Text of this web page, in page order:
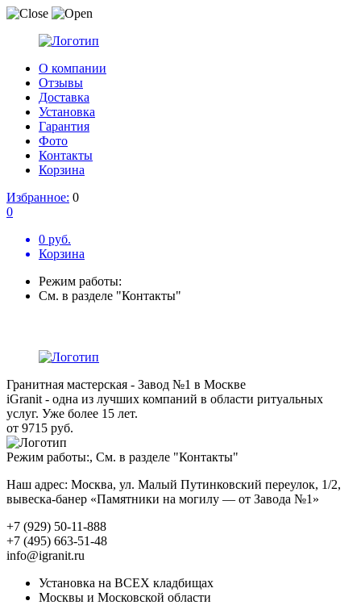
О компании
Отзывы
Доставка
Установка
Гарантия
Фото
Контакты
Корзина
Избранное: 0
0
0 руб.
Корзина
Режим работы:
См. в разделе "Контакты"
Гранитная мастерская - Завод №1 в Москве
iGranit - одна из лучших компаний в области ритуальных
услуг. Уже более 15 лет.
от 9715 руб.
Режим работы:, См. в разделе "Контакты"
Наш адрес: Москва, ул. Малый Путинковский переулок, 1/2,
вывеска-банер «Памятники на могилу — от Завода №1»
+7 (929) 50-11-888
+7 (495) 663-51-48
info@igranit.ru
Установка на ВСЕХ кладбищах
Москвы и Московской области